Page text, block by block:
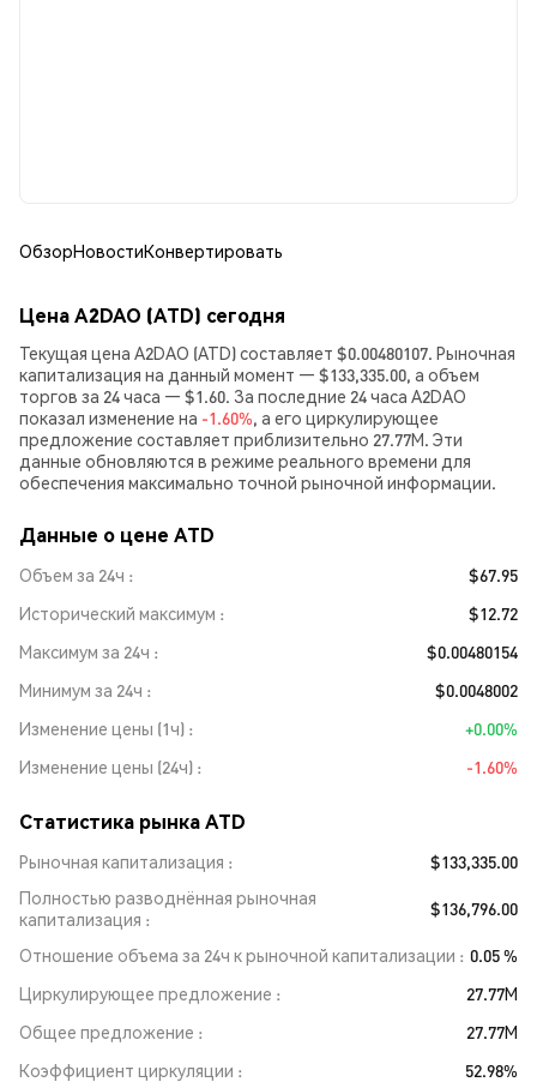
ОбзорНовостиКонвертировать
Цена A2DAO (ATD) сегодня
Текущая цена A2DAO (ATD) составляет $0.00480107. Рыночная
капитализация на данный момент — $133,335.00, а объем
торгов за 24 часа — $1.60. За последние 24 часа A2DAO
показал изменение на -1.60%, а его циркулирующее
предложение составляет приблизительно 27.77M. Эти
данные обновляются в режиме реального времени для
обеспечения максимально точной рыночной информации.
Данные о цене ATD
Объем за 24ч
$67.95
Исторический максимум
$12.72
Максимум за 24ч
$0.00480154
Минимум за 24ч
$0.0048002
Изменение цены (1ч)
+0.00%
Изменение цены (24ч)
-1.60%
Статистика рынка ATD
Рыночная капитализация
$133,335.00
Полностью разводнённая рыночная
капитализация
$136,796.00
Отношение объема за 24ч к рыночной капитализации
0.05 %
Циркулирующее предложение
27.77M
Общее предложение
27.77M
Коэффициент циркуляции
52.98%